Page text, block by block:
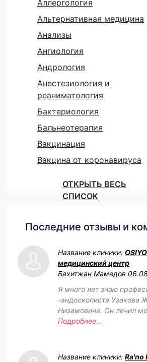
Аллергология
Альтернативная медицина
Анализы
Ангиология
Андрология
Анестезиология и
реаниматология
Бактериология
Бальнеотерапия
Вакцинация
Вакцина от коронавируса
ОТКРЫТЬ ВЕСЬ
СПИСОК
Последние отзывы и
Название клиники:
медицинский центр
Бахитжан Мамедов
Я много лет знаю
-эндоскописта Узакова
Низамовича. Он лечил
Подробнее...
Название клиники: Ra'no